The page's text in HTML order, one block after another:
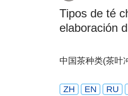
Tipos de té
elaboración
中国茶种类(茶叶
ZH EN RU